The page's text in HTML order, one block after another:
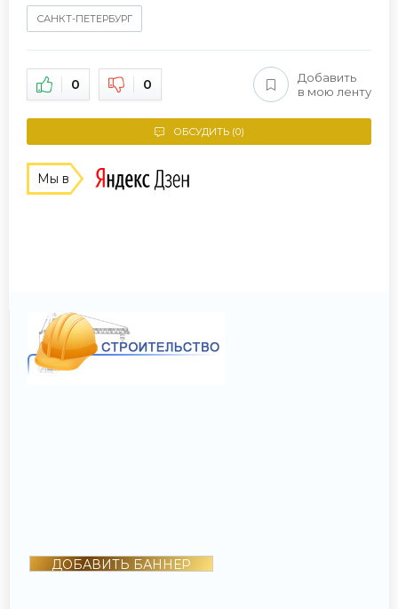
САНКТ-ПЕТЕРБУРГ
0 0
Добавить
в мою ленту
ОБСУДИТЬ (0)
Мы в
ДОБАВИТЬ БАННЕР